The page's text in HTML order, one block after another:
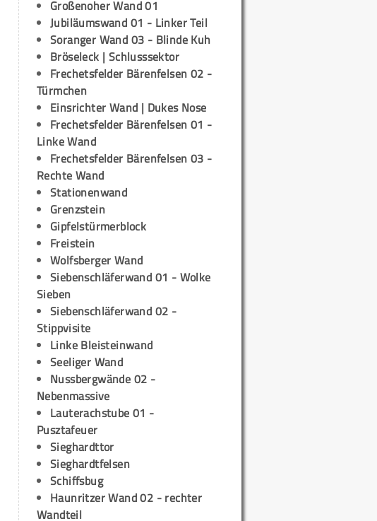
Großenoher Wand 01
Jubiläumswand 01 - Linker Teil
Soranger Wand 03 - Blinde Kuh
Bröseleck | Schlusssektor
Frechetsfelder Bärenfelsen 02 -
Türmchen
Einsrichter Wand | Dukes Nose
Frechetsfelder Bärenfelsen 01 -
Linke Wand
Frechetsfelder Bärenfelsen 03 -
Rechte Wand
Stationenwand
Grenzstein
Gipfelstürmerblock
Freistein
Wolfsberger Wand
Siebenschläferwand 01 - Wolke
Sieben
Siebenschläferwand 02 -
Stippvisite
Linke Bleisteinwand
Seeliger Wand
Nussbergwände 02 -
Nebenmassive
Lauterachstube 01 -
Pusztafeuer
Sieghardttor
Sieghardtfelsen
Schiffsbug
Haunritzer Wand 02 - rechter
Wandteil